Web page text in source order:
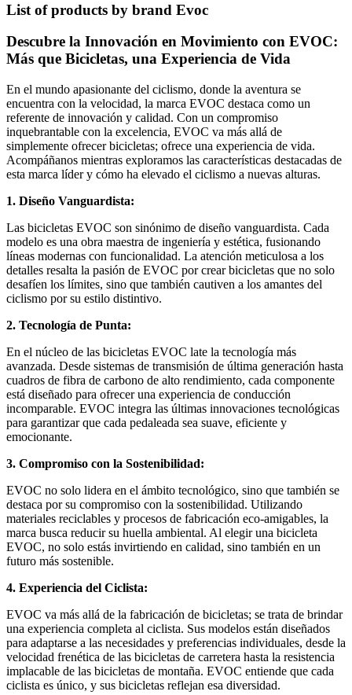
List of products by brand Evoc
Descubre la Innovación en Movimiento con EVOC:
Más que Bicicletas, una Experiencia de Vida
En el mundo apasionante del ciclismo, donde la aventura se
encuentra con la velocidad, la marca EVOC destaca como un
referente de innovación y calidad. Con un compromiso
inquebrantable con la excelencia, EVOC va más allá de
simplemente ofrecer bicicletas; ofrece una experiencia de vida.
Acompáñanos mientras exploramos las características destacadas de
esta marca líder y cómo ha elevado el ciclismo a nuevas alturas.
1. Diseño Vanguardista:
Las bicicletas EVOC son sinónimo de diseño vanguardista. Cada
modelo es una obra maestra de ingeniería y estética, fusionando
líneas modernas con funcionalidad. La atención meticulosa a los
detalles resalta la pasión de EVOC por crear bicicletas que no solo
desafíen los límites, sino que también cautiven a los amantes del
ciclismo por su estilo distintivo.
2. Tecnología de Punta:
En el núcleo de las bicicletas EVOC late la tecnología más
avanzada. Desde sistemas de transmisión de última generación hasta
cuadros de fibra de carbono de alto rendimiento, cada componente
está diseñado para ofrecer una experiencia de conducción
incomparable. EVOC integra las últimas innovaciones tecnológicas
para garantizar que cada pedaleada sea suave, eficiente y
emocionante.
3. Compromiso con la Sostenibilidad:
EVOC no solo lidera en el ámbito tecnológico, sino que también se
destaca por su compromiso con la sostenibilidad. Utilizando
materiales reciclables y procesos de fabricación eco-amigables, la
marca busca reducir su huella ambiental. Al elegir una bicicleta
EVOC, no solo estás invirtiendo en calidad, sino también en un
futuro más sostenible.
4. Experiencia del Ciclista:
EVOC va más allá de la fabricación de bicicletas; se trata de brindar
una experiencia completa al ciclista. Sus modelos están diseñados
para adaptarse a las necesidades y preferencias individuales, desde la
velocidad frenética de las bicicletas de carretera hasta la resistencia
implacable de las bicicletas de montaña. EVOC entiende que cada
ciclista es único, y sus bicicletas reflejan esa diversidad.